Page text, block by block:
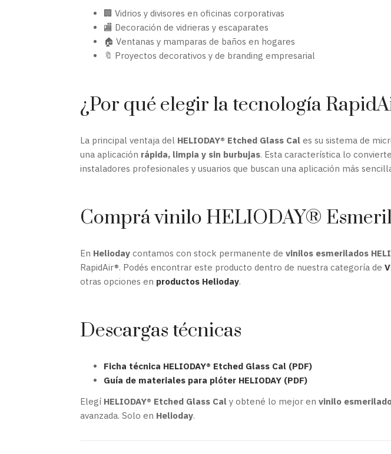
🏢 Vidrios y divisores en oficinas corporativas
🏬 Decoración de vidrieras y escaparates
🏠 Ventanas y mamparas de baños en hogares
🔖 Proyectos decorativos y de branding empresarial
¿Por qué elegir la tecnología
La principal ventaja del HELIODAY® Etched Glass Cal es su sistema de
una aplicación rápida, limpia y sin burbujas. Esta característica lo
instaladores profesionales y usuarios que buscan una aplicación más
Comprá vinilo HELIODAY®
En Helioday contamos con stock permanente de vinilos esmerilados
RapidAir®. Podés encontrar este producto dentro de nuestra categoría de
otras opciones en productos Helioday.
Descargas técnicas
Ficha técnica HELIODAY® Etched Glass Cal (PDF)
Guía de materiales para plóter HELIODAY (PDF)
Elegí HELIODAY® Etched Glass Cal y obtené lo mejor en vinilo
avanzada. Solo en Helioday.